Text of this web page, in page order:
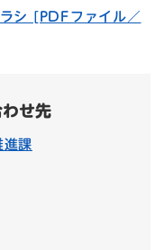
シ [PDFファイル／
せ先
進課